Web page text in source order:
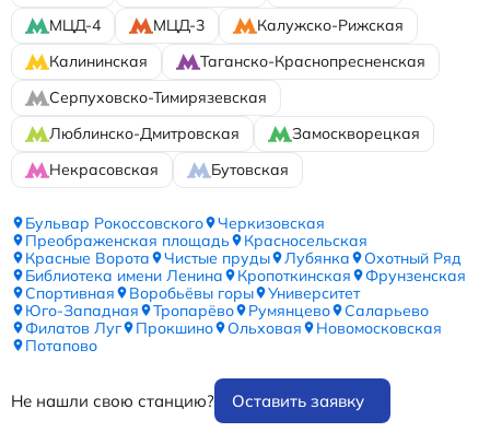
МЦД-4
МЦД-3
Калужско-Рижская
Калининская
Таганско-Краснопресненская
Серпуховско-Тимирязевская
Люблинско-Дмитровская
Замоскворецкая
Некрасовская
Бутовская
Бульвар Рокоссовского
Черкизовская
Преображенская площадь
Красносельская
Красные Ворота
Чистые пруды Лубянка
Охотный Ряд
Библиотека имени Ленина
Кропоткинская
Фрунзенская
Спортивная
Воробьёвы горы
Университет
Юго-Западная
Тропарёво Румянцево
Саларьево
Филатов Луг
Прокшино Ольховая
Новомосковская
Потапово
Не нашли свою станцию? Оставить заявку